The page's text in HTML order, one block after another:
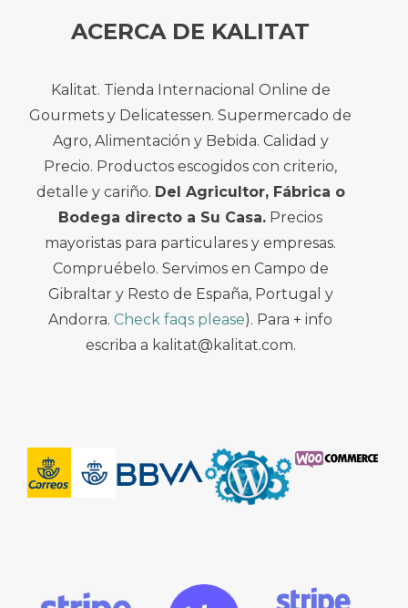
ACERCA DE KALITAT
Kalitat. Tienda Internacional Online de
Gourmets y Delicatessen. Supermercado de
Agro, Alimentación y Bebida. Calidad y
Precio. Productos escogidos con criterio,
detalle y cariño. Del Agricultor, Fábrica o
Bodega directo a Su Casa. Precios
mayoristas para particulares y empresas.
Compruébelo. Servimos en Campo de
Gibraltar y Resto de España, Portugal y
Andorra. Check faqs please). Para + info
escriba a kalitat@kalitat.com.